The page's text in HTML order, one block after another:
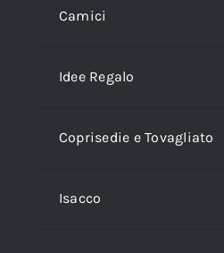
Camici
Idee Regalo
Coprisedie e Tovagliato
Isacco